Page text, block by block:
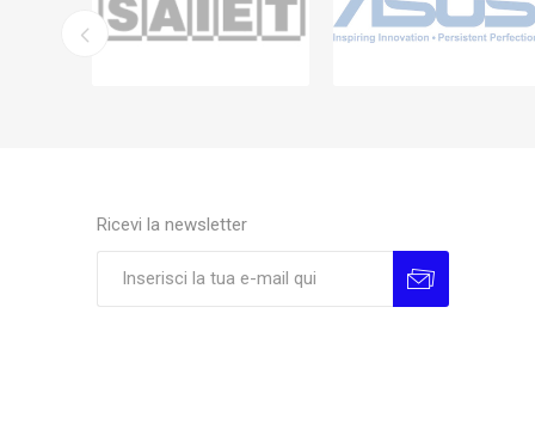
Ricevi la newsletter